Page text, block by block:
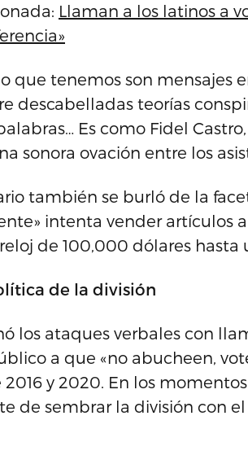
Llaman a los latinos a
que tenemos son mensajes
descabelladas teorías
Es como Fidel
sonora ovación entre los
también se burló de la
intenta vender artículos
de 100,000 dólares hasta
de la división
los ataques verbales con
a que «no abucheen,
y 2020. En los
de sembrar la división con